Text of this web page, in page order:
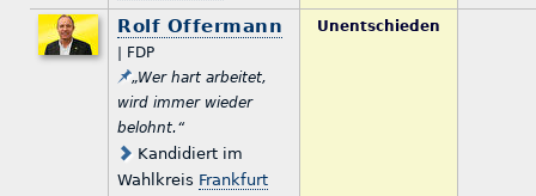
Rolf Offermann
| FDP
„Wer hart arbeitet,
wird immer wieder
belohnt.“
Kandidiert im
Wahlkreis Frankfurt
Unentschieden